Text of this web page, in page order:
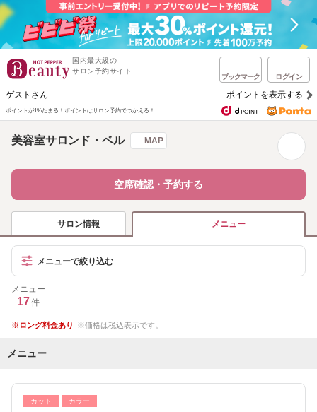
国内最大級の
サロン予約サイト
ブックマーク ログイン
ゲストさん ポイントを表示する
ポイントが1%たまる！ ポイントはサロン予約でつかえる！
美容室サロンド・ベル MAP
空席確認・予約する
サロン情報 メニュー
メニューで絞り込む
メニュー
17件
ロング料金あり 価格は税込表示です。
メニュー
カット カラー